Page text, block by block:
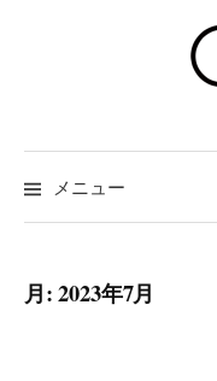
ツ
へ
プ
メニュー
月:2023年7月